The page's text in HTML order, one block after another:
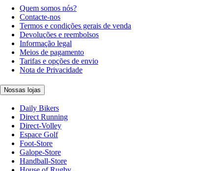
Quem somos nós?
Contacte-nos
Termos e condições gerais de venda
Devoluções e reembolsos
Informação legal
Meios de pagamento
Tarifas e opções de envio
Nota de Privacidade
Nossas lojas
Daily Bikers
Direct Running
Direct-Volley
Espace Golf
Foot-Store
Galope-Store
Handball-Store